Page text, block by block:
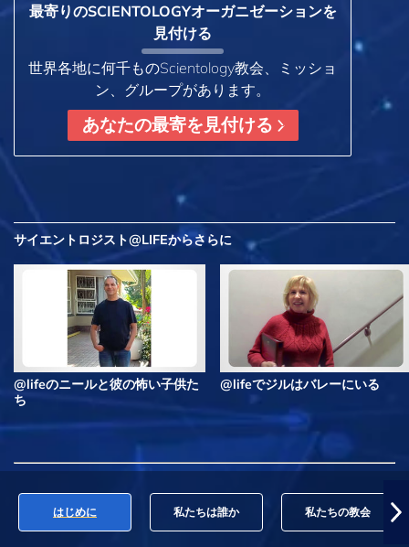
最寄りのSCIENTOLOGYオーガニゼーションを
見付ける
世界各地に何千ものScientology教会、ミッショ
ン、グループがあります。
あなたの最寄を見付ける
サイエントロジスト@LIFEからさらに
@lifeのニールと彼の怖い子供た
ち
@lifeでジルはバレーにいる
はじめに 私たちは誰か 私たちの教会